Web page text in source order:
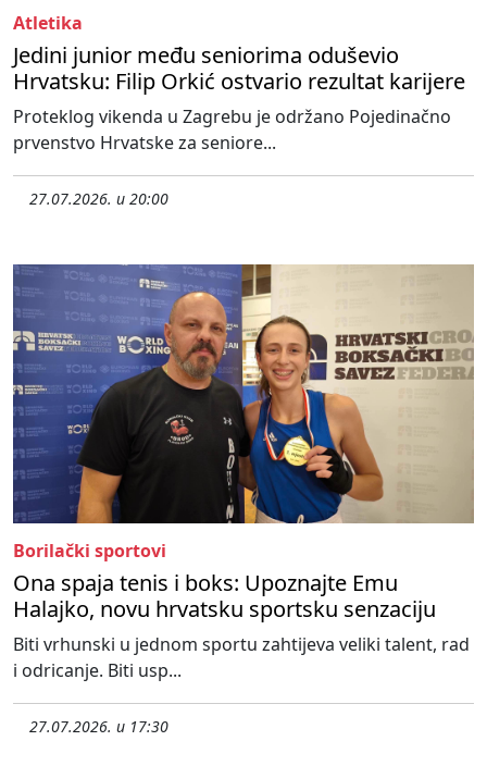
Atletika
Jedini junior među seniorima oduševio
Hrvatsku: Filip Orkić ostvario rezultat karijere
Proteklog vikenda u Zagrebu je održano Pojedinačno
prvenstvo Hrvatske za seniore...
27.07.2026. u 20:00
Borilački sportovi
Ona spaja tenis i boks: Upoznajte Emu
Halajko, novu hrvatsku sportsku senzaciju
Biti vrhunski u jednom sportu zahtijeva veliki talent, rad
i odricanje. Biti usp...
27.07.2026. u 17:30